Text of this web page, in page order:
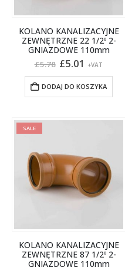
KOLANO KANALIZACYJNE
ZEWNĘTRZNE 22 1/2º 2-
GNIAZDOWE 110mm
£5.78 Pierwotna
cena
wynosiła:
£5.78.
£5.01 Aktualna
cena
wynosi:
£5.01.
+VAT
DODAJ DO KOSZYKA
SALE
KOLANO KANALIZACYJNE
ZEWNĘTRZNE 87 1/2º 2-
GNIAZDOWE 110mm